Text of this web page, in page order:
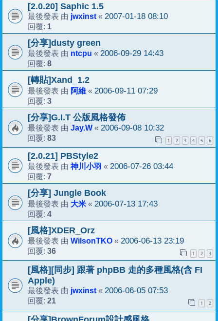
[2.0.20] Saphic 1.5
最後發表 由 jwxinst « 2007-01-18 08:10
回覆: 1
[分享]dusty green
最後發表 由 ntcpu « 2006-09-29 14:43
回覆: 8
[轉貼]Xand_1.2
最後發表 由 阿維 « 2006-09-11 07:29
回覆: 3
[分享]G.I.T 公版風格發佈
最後發表 由 Jay.W « 2006-09-08 10:32
回覆: 83 1 2 3 4 5 6
[2.0.21] PBStyle2
最後發表 由 神川小羽 « 2006-07-26 03:44
回覆: 7
[分享] Jungle Book
最後發表 由 大米 « 2006-07-13 17:43
回覆: 4
[風格]XDER_Orz
最後發表 由 WilsonTKO « 2006-06-13 23:19
回覆: 36 1 2 3
[風格][同步] 跟著 phpBB 走的多種風格(含 FI
Apple)
最後發表 由 jwxinst « 2006-06-05 07:53
回覆: 21 1 2